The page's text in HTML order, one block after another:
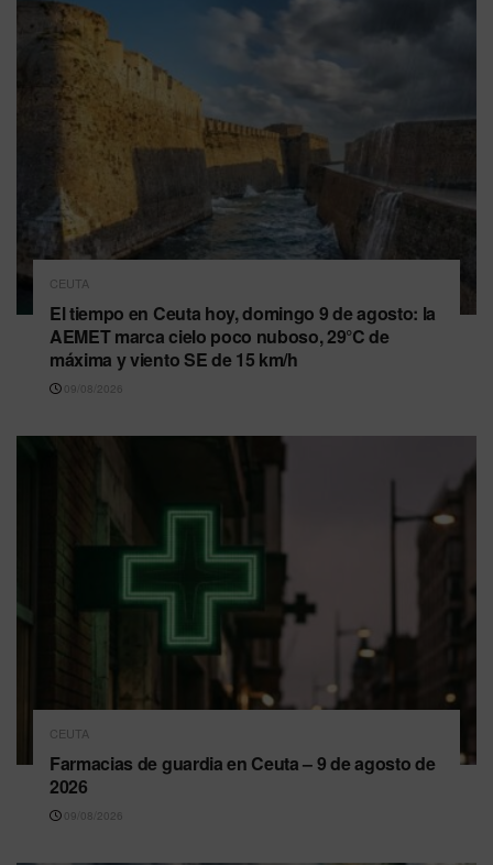
CEUTA
El tiempo en Ceuta hoy, domingo 9 de agosto: la
AEMET marca cielo poco nuboso, 29°C de
máxima y viento SE de 15 km/h
09/08/2026
CEUTA
Farmacias de guardia en Ceuta – 9 de agosto de
2026
09/08/2026